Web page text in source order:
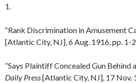
1.
“Rank Discrimination in Amusement
[Atlantic City, NJ], 6 Aug. 1916, pp. 1-
“Says Plaintiff Concealed Gun Behind
Daily Press[Atlantic City, NJ], 17 Nov.